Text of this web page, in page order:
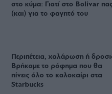
στο κύμα: Γιατί στο Bolivar πας
(και) για το φαγητό του
Περιπέτεια, χαλάρωση ή
Βρήκαμε το ρόφημα που θα
πίνεις όλο το καλοκαίρι στα
Starbucks